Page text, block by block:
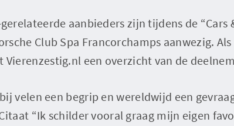
aanbieders zijn tijdens de “Cars
Club Spa Francorchamps aanwezig.
Vierenzestig.nl een overzicht van de
velen een begrip en wereldwijd een
“Ik schilder vooral graag mijn eigen